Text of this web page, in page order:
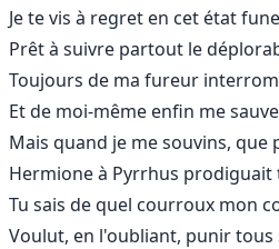
Je te vis à regret en cet état
Prêt à suivre partout le
Toujours de ma fureur
Et de moi-même enfin me
Mais quand je me souvins, que
Hermione à Pyrrhus prodiguait
Tu sais de quel courroux mon
Voulut, en l'oubliant, punir tous